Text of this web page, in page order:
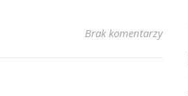
Brak komentarzy